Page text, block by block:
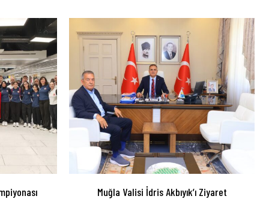
Muğla Valisi İdris Akbıyık’ı Ziyaret